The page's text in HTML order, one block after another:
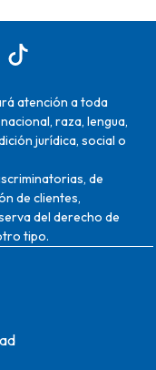
atención a toda
raza, lengua,
jurídica, social o
de
de clientes,
del derecho de
tipo.